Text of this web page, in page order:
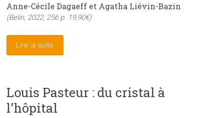
Anne-Cécile Dagaeff et Agatha Liévin-Bazin
(Belin, 2022, 256 p. 19,90€)
Lire la suite
Louis Pasteur : du cristal à
l’hôpital